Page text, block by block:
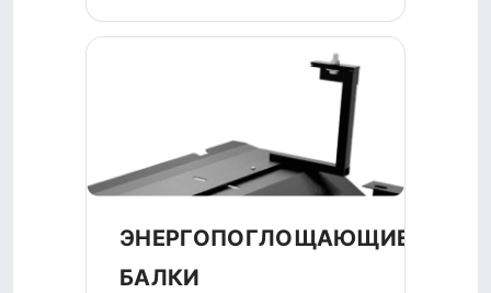
ЭНЕРГОПОГЛОЩАЮЩИЕ
БАЛКИ